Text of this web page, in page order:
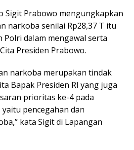
Sigit Prabowo mengungkapkan
narkoba senilai Rp28,37 T itu
dalam mengawal serta
Presiden Prabowo.
narkoba merupakan tindak
Bapak Presiden RI yang juga
prioritas ke-4 pada
pencegahan dan
kata Sigit di Lapangan